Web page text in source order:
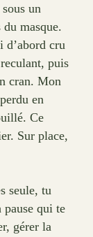
un
masque.
d’abord cru
puis
cran. Mon
en
Ce
Sur place,
seule, tu
pause qui te
gérer la